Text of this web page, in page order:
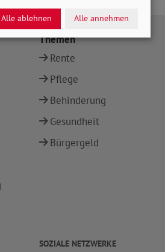
Themen
Rente
Pflege
Behinderung
Gesundheit
Bürgergeld
SOZIALE NETZWERKE
Alle ablehnen Alle annehmen